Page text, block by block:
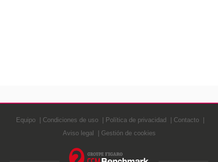
Equipo Condiciones de uso Política de privacidad
Contacto
Aviso legal
Gestión de cookies